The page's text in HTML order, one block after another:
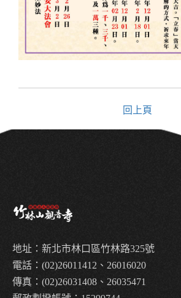
回上頁
地址：新北市林口區竹林路325號
電話：(02)26011412、26016020
傳真：(02)26031408、26035471